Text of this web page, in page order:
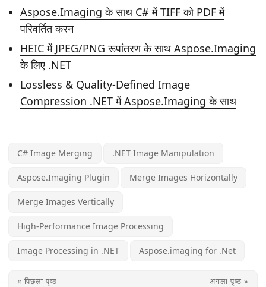
Aspose.Imaging के साथ C# में TIFF को PDF में
परिवर्तित करन
HEIC में JPEG/PNG रूपांतरण के साथ Aspose.Imaging
के लिए .NET
Lossless & Quality-Defined Image
Compression .NET में Aspose.Imaging के साथ
C# Image Merging .NET Image Manipulation
Aspose.Imaging Plugin Merge Images Horizontally
Merge Images Vertically
High-Performance Image Processing
Image Processing in .NET Aspose.imaging for .Net
« पिछला पृष्ठ अगला पृष्ठ »